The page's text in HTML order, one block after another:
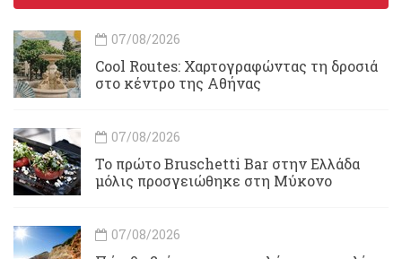
07/08/2026
Cool Routes: Χαρτογραφώντας τη δροσιά
στο κέντρο της Αθήνας
07/08/2026
Το πρώτο Bruschetti Bar στην Ελλάδα
μόλις προσγειώθηκε στη Μύκονο
07/08/2026